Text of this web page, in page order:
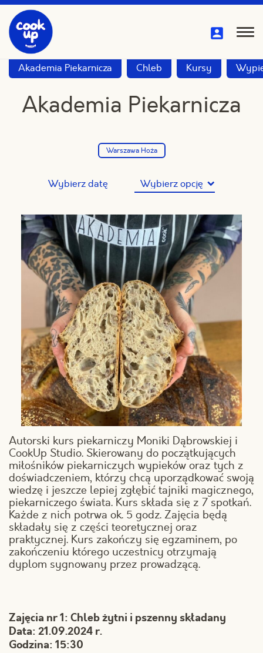
Przejdź
treści
Akademia Piekarnicza
Akademia Piekarnicza Chleb Kursy
Warszawa Hoża
Wybierz datę
Autorski kurs piekarniczy Moniki Dąbrowskiej i
CookUp Studio. Skierowany do początkujących
miłośników piekarniczych wypieków oraz tych z
doświadczeniem, którzy chcą uporządkować swoją
wiedzę i jeszcze lepiej zgłębić tajniki magicznego,
piekarniczego świata. Kurs składa się z 7 spotkań.
Każde z nich potrwa ok. 5 godz. Zajęcia będą
składały się z części teoretycznej oraz
praktycznej. Kurs zakończy się egzaminem, po
zakończeniu którego uczestnicy otrzymają
dyplom sygnowany przez prowadzącą.
Zajęcia nr 1: Chleb żytni i pszenny składany
Data: 21.09.2024 r.
Godzina: 15:30